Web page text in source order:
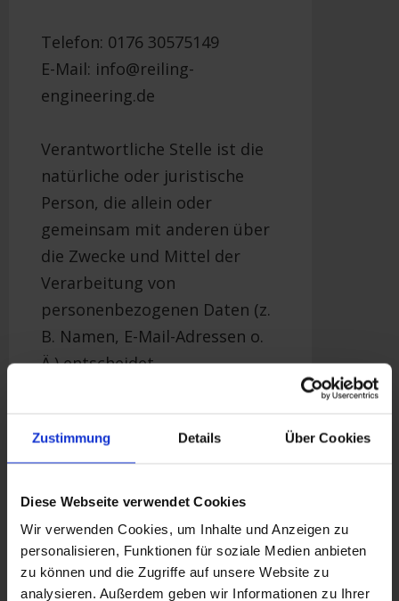
Zustimmung Details Über Cookies
Diese Webseite verwendet Cookies
Wir verwenden Cookies, um Inhalte und Anzeigen zu
personalisieren, Funktionen für soziale Medien anbieten
zu können und die Zugriffe auf unsere Website zu
analysieren. Außerdem geben wir Informationen zu Ihrer
Telefon: 0176 30575149
E-Mail: info@reiling-
engineering.de
Verantwortliche Stelle ist die
natürliche oder juristische
Person, die allein oder
gemeinsam mit anderen über
die Zwecke und Mittel der
Verarbeitung von
personenbezogenen Daten (z.
B. Namen, E-Mail-Adressen o.
Ä.) entscheidet.
Speicherdauer
Soweit innerhalb dieser
speziellere Speicherdauer
genannt wurde, verbleiben